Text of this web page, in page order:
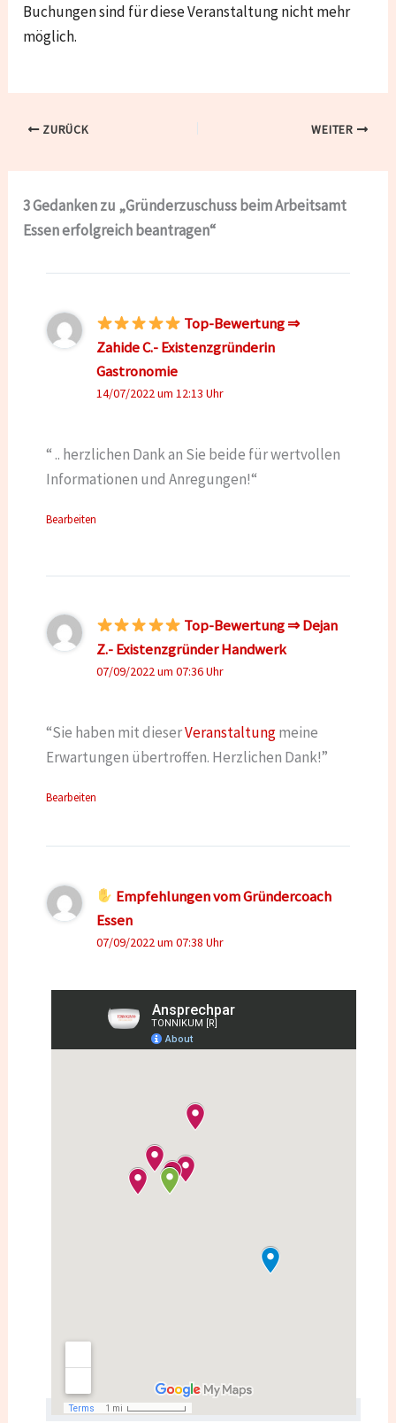
Buchungen sind für diese Veranstaltung nicht mehr
möglich.
ZURÜCK WEITER
3 Gedanken zu „Gründerzuschuss beim Arbeitsamt
Essen erfolgreich beantragen“
Top-Bewertung ⇒
Zahide C.- Existenzgründerin
Gastronomie
14/07/2022 um 12:13 Uhr
“ .. herzlichen Dank an Sie beide für wertvollen
Informationen und Anregungen!“
Bearbeiten
Top-Bewertung ⇒ Dejan
Z.- Existenzgründer Handwerk
07/09/2022 um 07:36 Uhr
“Sie haben mit dieserVeranstaltungmeine
Erwartungen übertroffen. Herzlichen Dank!”
Bearbeiten
Empfehlungen vom Gründercoach
Essen
07/09/2022 um 07:38 Uhr